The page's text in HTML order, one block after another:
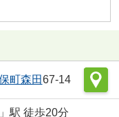
町森田67-14
駅 徒歩20分